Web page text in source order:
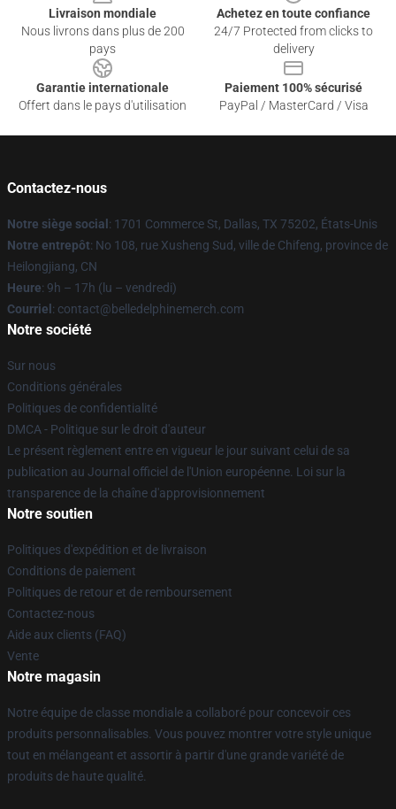
Livraison mondiale
Nous livrons dans plus de 200
pays
Achetez en toute confiance
24/7 Protected from clicks to
delivery
Garantie internationale
Offert dans le pays d'utilisation
Paiement 100% sécurisé
PayPal / MasterCard / Visa
Contactez-nous
Notre siège social : 1701 Commerce St, Dallas, TX 75202, États-Unis
Notre entrepôt: No 108, rue Xusheng Sud, ville de Chifeng, province de
Heilongjiang, CN
Heure: 9h – 17h (lu – vendredi)
Courriel : contact@belledelphinemerch.com
Notre société
Sur nous
Conditions générales
Politiques de confidentialité
DMCA - Politique sur le droit d'auteur
Le présent règlement entre en vigueur le jour suivant celui de sa
publication au Journal officiel de l'Union européenne. Loi sur la
transparence de la chaîne d'approvisionnement
Notre soutien
Politiques d'expédition et de livraison
Conditions de paiement
Politiques de retour et de remboursement
Contactez-nous
Aide aux clients (FAQ)
Vente
Notre magasin
Notre équipe de classe mondiale a collaboré pour concevoir ces
produits personnalisables. Vous pouvez montrer votre style unique
tout en mélangeant et assortir à partir d'une grande variété de
produits de haute qualité.